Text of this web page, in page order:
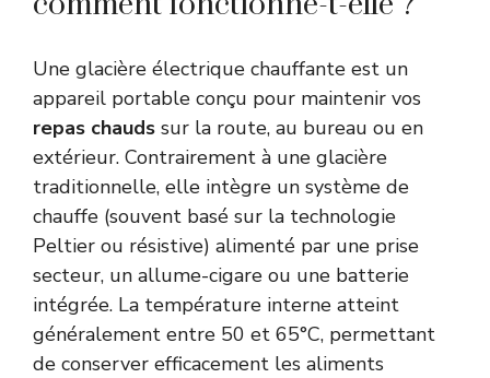
Une glacière électrique chauffante est un
appareil portable conçu pour maintenir vos
repas chauds sur la route, au bureau ou en
extérieur. Contrairement à une glacière
traditionnelle, elle intègre un système de
chauffe (souvent basé sur la technologie
Peltier ou résistive) alimenté par une prise
secteur, un allume-cigare ou une batterie
intégrée. La température interne atteint
généralement entre 50 et 65°C, permettant
de conserver efficacement les aliments